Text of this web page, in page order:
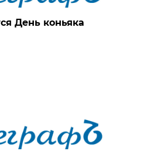
День коньяка